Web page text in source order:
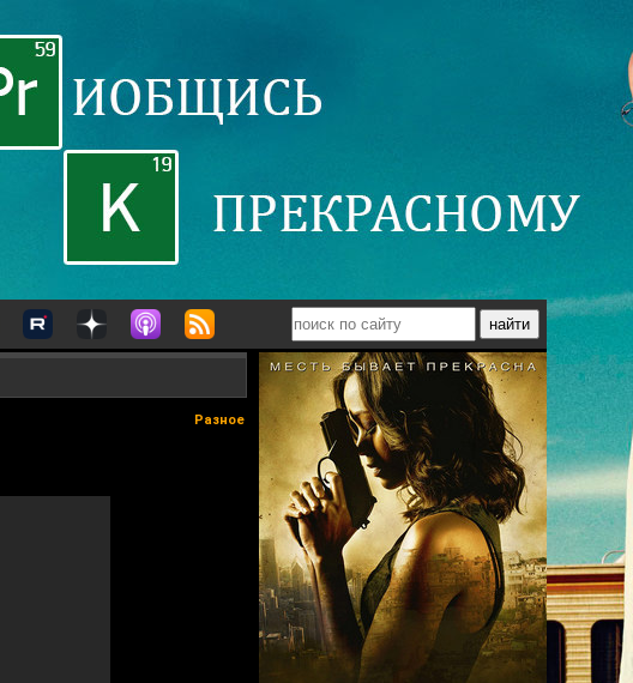
Разное